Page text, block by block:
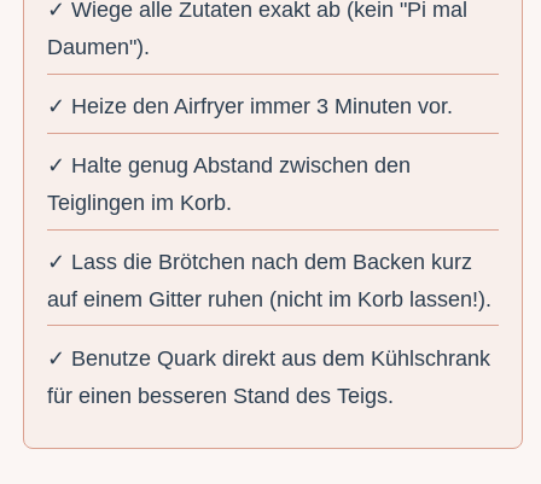
✓ Wiege alle Zutaten exakt ab (kein "Pi mal
Daumen").
✓ Heize den Airfryer immer 3 Minuten vor.
✓ Halte genug Abstand zwischen den
Teiglingen im Korb.
✓ Lass die Brötchen nach dem Backen kurz
auf einem Gitter ruhen (nicht im Korb lassen!).
✓ Benutze Quark direkt aus dem Kühlschrank
für einen besseren Stand des Teigs.